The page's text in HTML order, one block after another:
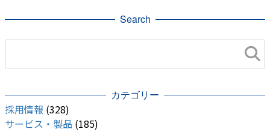
Search
カテゴリー
採用情報 (328)
サービス・製品 (185)